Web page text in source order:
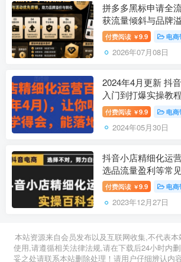
拼多多黑标申请全
获流量倾斜与品牌
付费阅读 ￥9.9 电商
2026年07月08日
2024年4月更新 抖
入门到打爆实操教程
付费阅读 ￥9.9 电商
2024年05月30日
抖音小店精细化运
选品流量盈利等常
付费阅读 ￥9.9 电商
2023年12月27日
本站资源来自会员发布以及互联网收集,不代表
使用,请遵循相关法律法规,请在下载后24小时内
妥之处请联系本站删除处理！请用户仔细辨认内